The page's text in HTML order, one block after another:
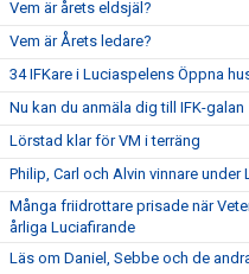
Vem är årets eldsjäl?
Vem är Årets ledare?
34 IFKare i Luciaspelens Öppna
Nu kan du anmäla dig till IFK-galan
Lörstad klar för VM i terräng
Philip, Carl och Alvin vinnare
Många friidrottare prisade när
årliga Luciafirande
Läs om Daniel, Sebbe och de